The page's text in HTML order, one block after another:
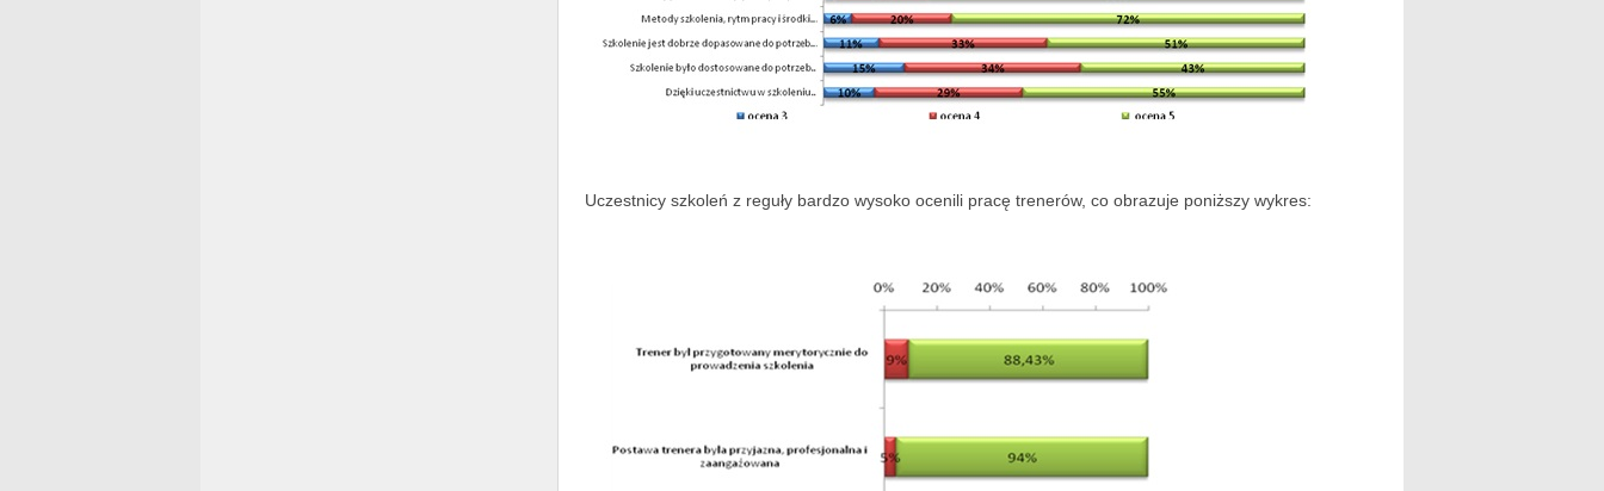
Uczestnicy szkoleń z reguły bardzo wysoko ocenili pracę trenerów, co obrazuje poniższy wykres: